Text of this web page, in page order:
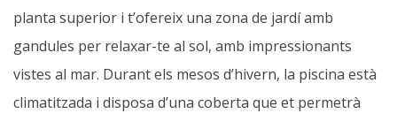
planta superior i t’ofereix una zona de jardí amb
gandules per relaxar-te al sol, amb impressionants
vistes al mar. Durant els mesos d’hivern, la piscina està
climatitzada i disposa d’una coberta que et permetrà